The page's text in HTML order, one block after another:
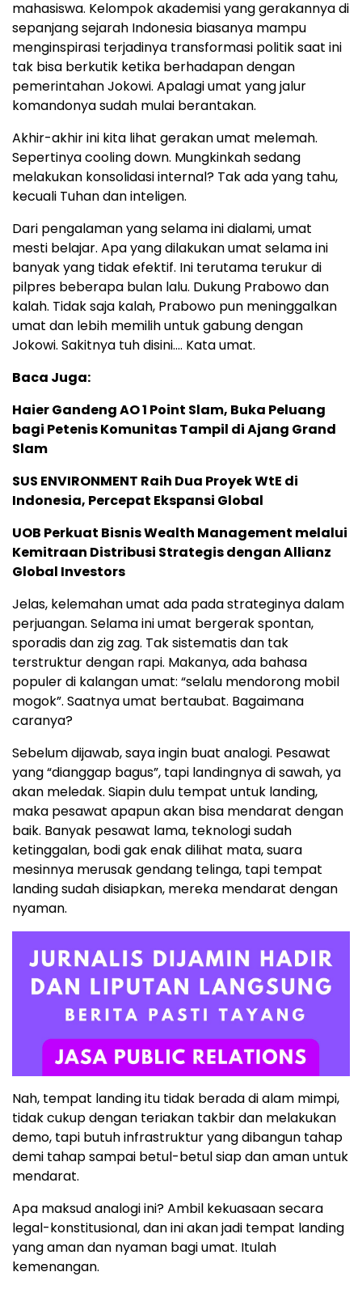
mahasiswa. Kelompok akademisi yang gerakannya di
sepanjang sejarah Indonesia biasanya mampu
menginspirasi terjadinya transformasi politik saat ini
tak bisa berkutik ketika berhadapan dengan
pemerintahan Jokowi. Apalagi umat yang jalur
komandonya sudah mulai berantakan.
Akhir-akhir ini kita lihat gerakan umat melemah.
Sepertinya cooling down. Mungkinkah sedang
melakukan konsolidasi internal? Tak ada yang tahu,
kecuali Tuhan dan inteligen.
Dari pengalaman yang selama ini dialami, umat
mesti belajar. Apa yang dilakukan umat selama ini
banyak yang tidak efektif. Ini terutama terukur di
pilpres beberapa bulan lalu. Dukung Prabowo dan
kalah. Tidak saja kalah, Prabowo pun meninggalkan
umat dan lebih memilih untuk gabung dengan
Jokowi. Sakitnya tuh disini…. Kata umat.
Baca Juga:
Haier Gandeng AO 1 Point Slam, Buka Peluang
bagi Petenis Komunitas Tampil di Ajang Grand
Slam
SUS ENVIRONMENT Raih Dua Proyek WtE di
Indonesia, Percepat Ekspansi Global
UOB Perkuat Bisnis Wealth Management melalui
Kemitraan Distribusi Strategis dengan Allianz
Global Investors
Jelas, kelemahan umat ada pada strateginya dalam
perjuangan. Selama ini umat bergerak spontan,
sporadis dan zig zag. Tak sistematis dan tak
terstruktur dengan rapi. Makanya, ada bahasa
populer di kalangan umat: “selalu mendorong mobil
mogok”. Saatnya umat bertaubat. Bagaimana
caranya?
Sebelum dijawab, saya ingin buat analogi. Pesawat
yang “dianggap bagus”, tapi landingnya di sawah, ya
akan meledak. Siapin dulu tempat untuk landing,
maka pesawat apapun akan bisa mendarat dengan
baik. Banyak pesawat lama, teknologi sudah
ketinggalan, bodi gak enak dilihat mata, suara
mesinnya merusak gendang telinga, tapi tempat
landing sudah disiapkan, mereka mendarat dengan
nyaman.
Nah, tempat landing itu tidak berada di alam mimpi,
tidak cukup dengan teriakan takbir dan melakukan
demo, tapi butuh infrastruktur yang dibangun tahap
demi tahap sampai betul-betul siap dan aman untuk
mendarat.
Apa maksud analogi ini? Ambil kekuasaan secara
legal-konstitusional, dan ini akan jadi tempat landing
yang aman dan nyaman bagi umat. Itulah
kemenangan.